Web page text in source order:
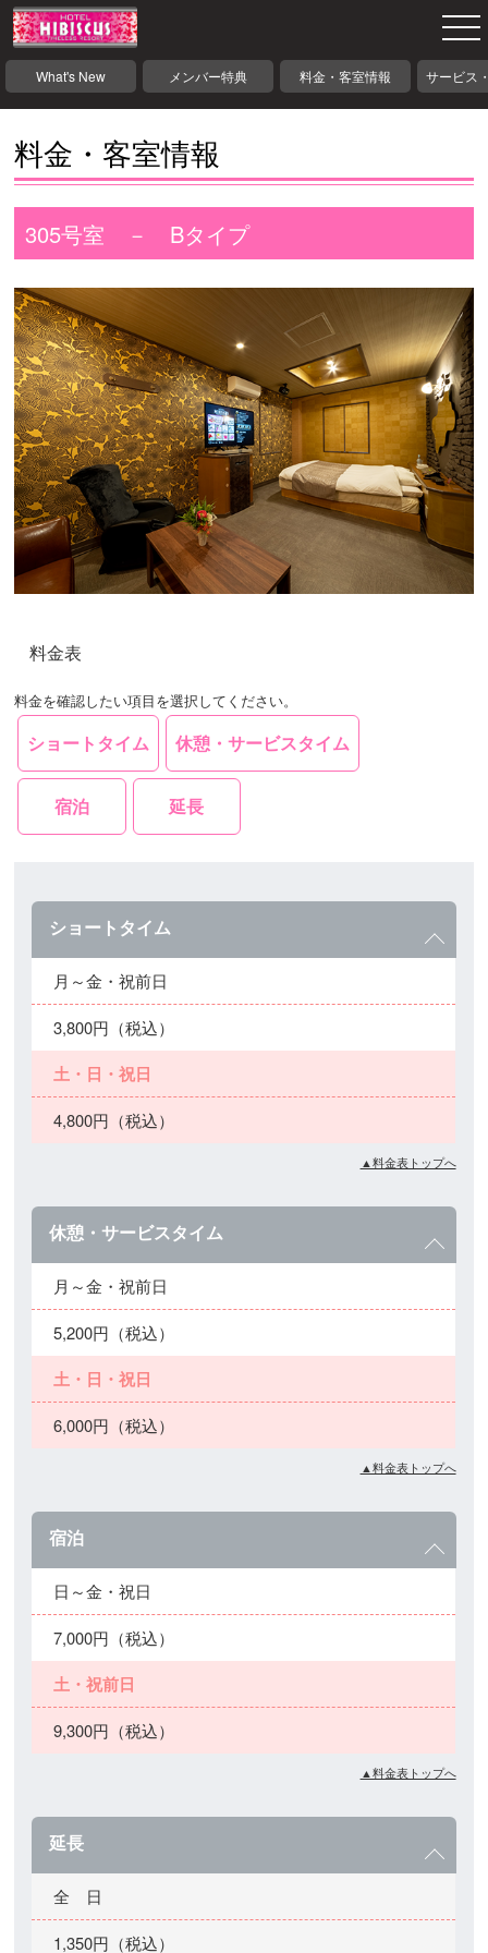
What's New メンバー特典 料金・客室情報 サービス
料金・客室情報
305号室 － Bタイプ
料金表
料金を確認したい項目を選択してください。
ショートタイム 休憩・サービスタイム
宿泊 延長
ショートタイム
月～金・祝前日
3,800円（税込）
土・日・祝日
4,800円（税込）
▲料金表トップへ
休憩・サービスタイム
月～金・祝前日
5,200円（税込）
土・日・祝日
6,000円（税込）
▲料金表トップへ
宿泊
日～金・祝日
7,000円（税込）
土・祝前日
9,300円（税込）
▲料金表トップへ
延長
全 日
1,350円（税込）